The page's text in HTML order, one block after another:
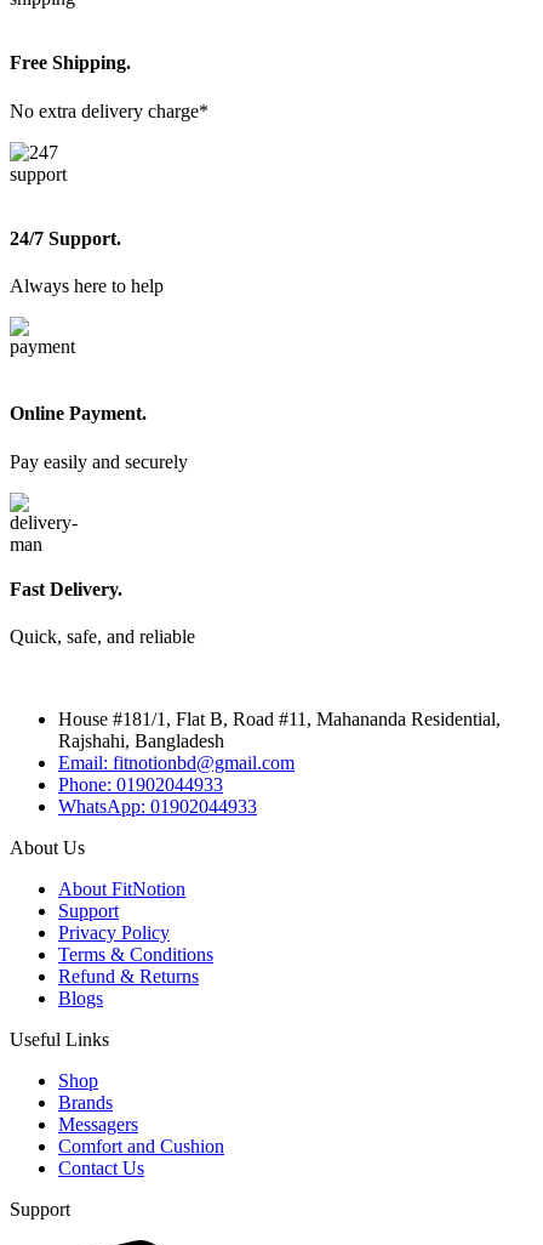
Free Shipping.
No extra delivery charge*
24/7 Support.
Always here to help
Online Payment.
Pay easily and securely
Fast Delivery.
Quick, safe, and reliable
House #181/1, Flat B, Road #11, Mahananda Residential,
Rajshahi, Bangladesh
Email: fitnotionbd@gmail.com
Phone: 01902044933
WhatsApp: 01902044933
About Us
About FitNotion
Support
Privacy Policy
Terms & Conditions
Refund & Returns
Blogs
Useful Links
Shop
Brands
Messagers
Comfort and Cushion
Contact Us
Support